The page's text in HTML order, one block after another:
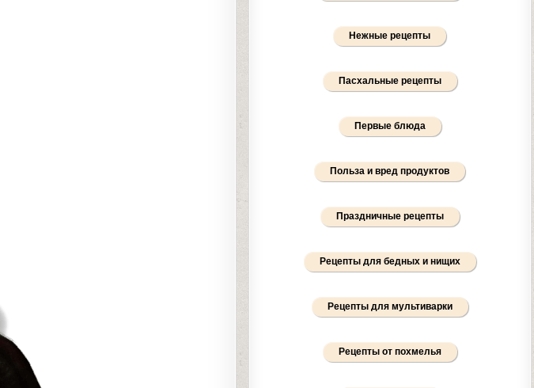
Нежные рецепты
Пасхальные рецепты
Первые блюда
Польза и вред продуктов
Праздничные рецепты
Рецепты для бедных и нищих
Рецепты для мультиварки
Рецепты от похмелья